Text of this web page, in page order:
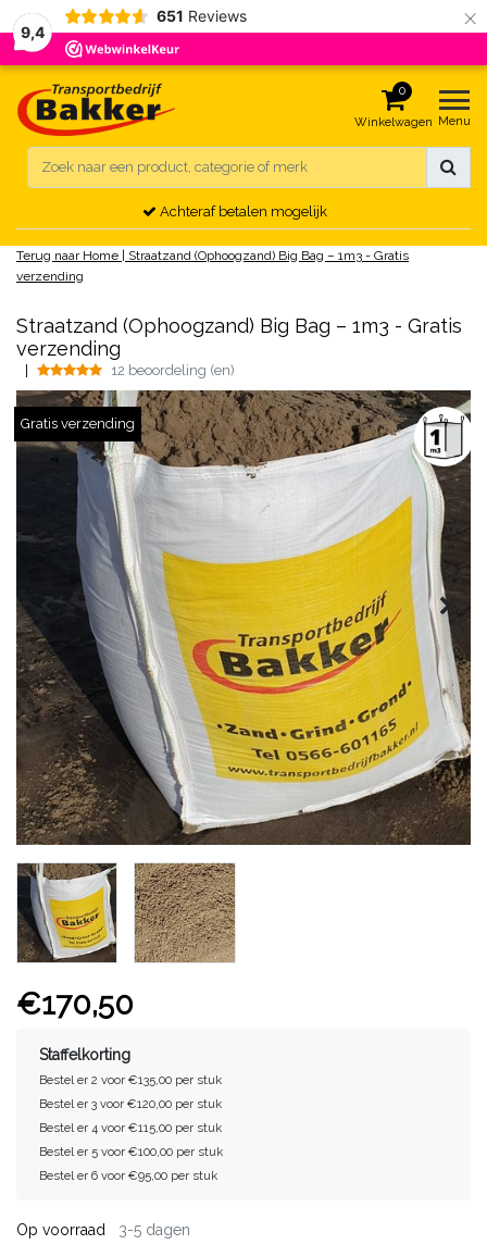
9,4
651 Reviews ×
0
Winkelwagen Menu
Gratis verzending zand, grond & schelpen
Terug naar Home
Straatzand (Ophoogzand) Big Bag – 1m3 - Gratis
verzending
Straatzand (Ophoogzand) Big Bag – 1m3 - Gratis
verzending
12 beoordeling (en)
Gratis verzending
€170,50
Staffelkorting
Bestel er 2 voor €135,00 per stuk
Bestel er 3 voor €120,00 per stuk
Bestel er 4 voor €115,00 per stuk
Bestel er 5 voor €100,00 per stuk
Bestel er 6 voor €95,00 per stuk
Op voorraad 3-5 dagen